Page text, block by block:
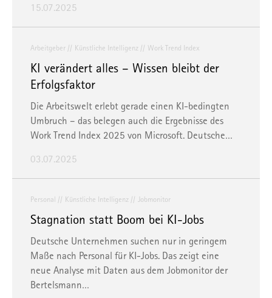
15.07.2025
Arbeitgeber Künstliche Intelligenz Work Trend Index
KI verändert alles – Wissen bleibt der
Erfolgsfaktor
Die Arbeitswelt erlebt gerade einen KI-bedingten
Umbruch – das belegen auch die Ergebnisse des
Work Trend Index 2025 von Microsoft. Deutsche…
03.07.2025
Personal Künstliche Intelligenz Jobmonitor
Stagnation statt Boom bei KI-Jobs
Deutsche Unternehmen suchen nur in geringem
Maße nach Personal für KI-Jobs. Das zeigt eine
neue Analyse mit Daten aus dem Jobmonitor der
Bertelsmann…